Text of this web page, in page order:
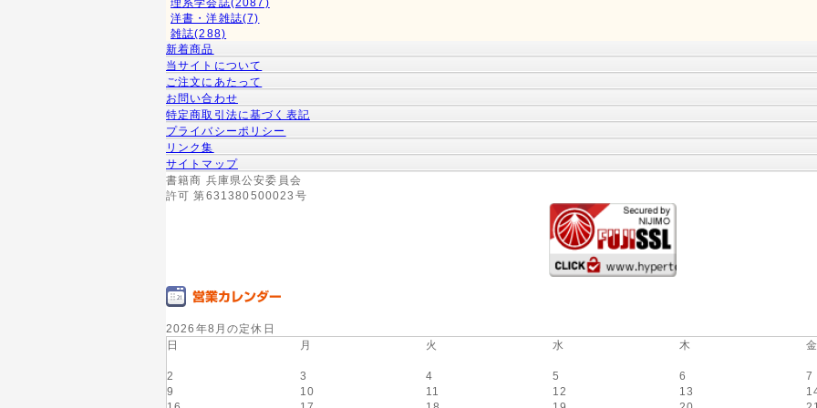
洋書・洋雑誌(7)
雑誌(288)
新着商品
当サイトについて
ご注文にあたって
お問い合わせ
特定商取引法に基づく表記
プライバシーポリシー
リンク集
サイトマップ
書籍商 兵庫県公安委員会
許可 第631380500023号
2026年8月の定休日
日
月 火 水 木 金
2
3 4 5 6 7
9
10 11 12 13